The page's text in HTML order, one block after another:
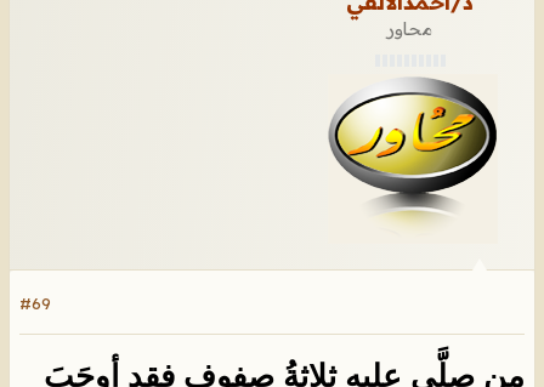
محاور
#69
من صلَّى عليهِ ثلاثةُ صفوفٍ فقد أوجَبَ